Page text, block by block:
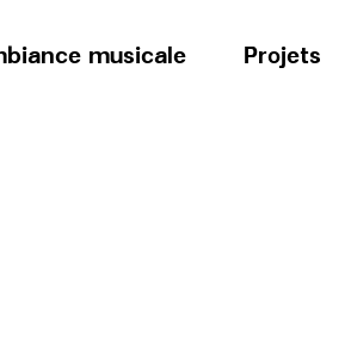
musicale Projets